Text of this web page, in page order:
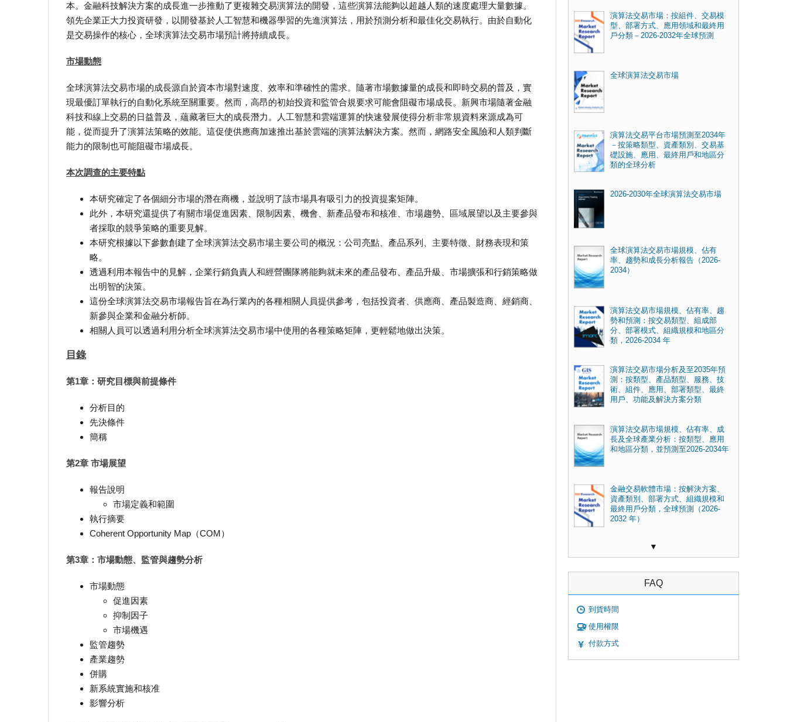
本。金融科技解決方案的成長進一步推動了更複雜交易演算法的開發，這些演算法能夠以超越人類的速度處理大量數據。
領先企業正大力投資研發，以開發基於人工智慧和機器學習的先進演算法，用於預測分析和最佳化交易執行。由於自動化
是交易操作的核心，全球演算法交易市場預計將持續成長。
市場動態
全球演算法交易市場的成長源自於資本市場對速度、效率和準確性的需求。隨著市場數據量的成長和即時交易的普及，實
現最優訂單執行的自動化系統至關重要。然而，高昂的初始投資和監管合規要求可能會阻礙市場成長。新興市場隨著金融
科技和線上交易的日益普及，蘊藏著巨大的成長潛力。人工智慧和雲端運算的快速發展使得分析非常規資料來源成為可
能，從而提升了演算法策略的效能。這促使供應商加速推出基於雲端的演算法解決方案。然而，網路安全風險和人類判斷
能力的限制也可能阻礙市場成長。
本次調查的主要特點
本研究確定了各個細分市場的潛在商機，並說明了該市場具有吸引力的投資提案矩陣。
此外，本研究還提供了有關市場促進因素、限制因素、機會、新產品發布和核准、市場趨勢、區域展望以及主要參與
者採取的競爭策略的重要見解。
本研究根據以下參數創建了全球演算法交易市場主要公司的概況：公司亮點、產品系列、主要特徵、財務表現和策
略。
透過利用本報告中的見解，企業行銷負責人和經營團隊將能夠就未來的產品發布、產品升級、市場擴張和行銷策略做
出明智的決策。
這份全球演算法交易市場報告旨在為行業內的各種相關人員提供參考，包括投資者、供應商、產品製造商、經銷商、
新參與企業和金融分析師。
相關人員可以透過利用分析全球演算法交易市場中使用的各種策略矩陣，更輕鬆地做出決策。
目錄
第1章：研究目標與前提條件
分析目的
先決條件
簡稱
第2章 市場展望
報告說明
市場定義和範圍
執行摘要
Coherent Opportunity Map（COM）
第3章：市場動態、監管與趨勢分析
市場動態
促進因素
抑制因子
市場機遇
監管趨勢
產業趨勢
併購
新系統實施和核准
影響分析
演算法交易市場：按組件、交易模
型、部署方式、應用領域和最終用
戶分類－2026-2032年全球預測
全球演算法交易市場
演算法交易平台市場預測至2034年
－按策略類型、資產類別、交易基
礎設施、應用、最終用戶和地區分
類的全球分析
2026-2030年全球演算法交易市場
全球演算法交易市場規模、佔有
率、趨勢和成長分析報告（2026-
2034）
演算法交易市場規模、佔有率、趨
勢和預測：按交易類型、組成部
分、部署模式、組織規模和地區分
類，2026-2034 年
演算法交易市場分析及至2035年預
測：按類型、產品類型、服務、技
術、組件、應用、部署類型、最終
用戶、功能及解決方案分類
演算法交易市場規模、佔有率、成
長及全球產業分析：按類型、應用
和地區分類，並預測至2026-2034年
金融交易軟體市場：按解決方案、
資產類別、部署方式、組織規模和
最終用戶分類，全球預測（2026-
2032 年）
▼
FAQ
到貨時間
使用權限
付款方式